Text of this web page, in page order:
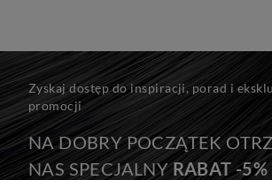
Zyskaj dostęp do inspiracji, porad i
promocji
NA DOBRY POCZĄTEK
NAS SPECJALNYRABAT -